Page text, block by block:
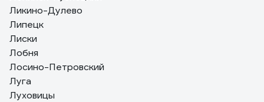
Ликино-Дулево
Липецк
Лиски
Лобня
Лосино-Петровский
Луга
Луховицы